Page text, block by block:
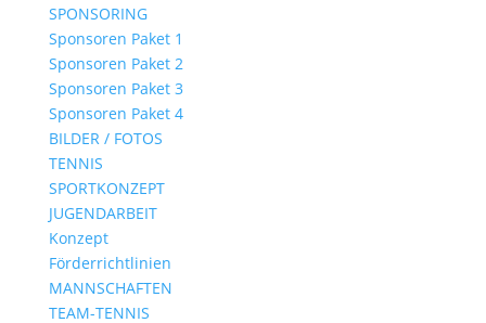
SPONSORING
Sponsoren Paket 1
Sponsoren Paket 2
Sponsoren Paket 3
Sponsoren Paket 4
BILDER / FOTOS
TENNIS
SPORTKONZEPT
JUGENDARBEIT
Konzept
Förderrichtlinien
MANNSCHAFTEN
TEAM-TENNIS